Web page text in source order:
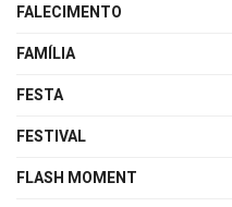
FALECIMENTO
FAMÍLIA
FESTA
FESTIVAL
FLASH MOMENT